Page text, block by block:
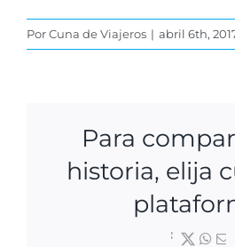
PorCuna de Viajeros | abril 6th,
Para
historia, elija
Facebook
X